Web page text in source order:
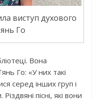
виступ духового
Го
Вона
Го: «У них такі
серед інших груп і
пісні, які вони